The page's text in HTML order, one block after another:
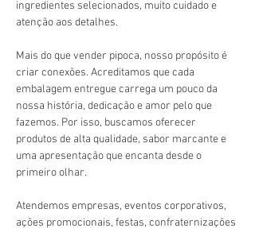
ingredientes selecionados, muito cuidado e
atenção aos detalhes.
Mais do que vender pipoca, nosso propósito é
criar conexões. Acreditamos que cada
embalagem entregue carrega um pouco da
nossa história, dedicação e amor pelo que
fazemos. Por isso, buscamos oferecer
produtos de alta qualidade, sabor marcante e
uma apresentação que encanta desde o
primeiro olhar.
Atendemos empresas, eventos corporativos,
ações promocionais, festas, confraternizações